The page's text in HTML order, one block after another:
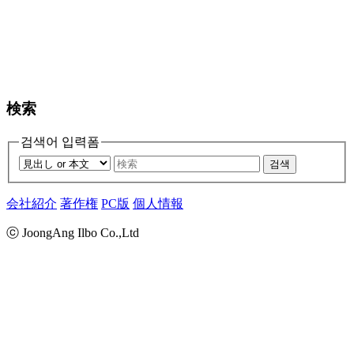
検索
검색어 입력폼
검색
会社紹介 著作権 PC版 個人情報
ⓒ JoongAng Ilbo Co.,Ltd